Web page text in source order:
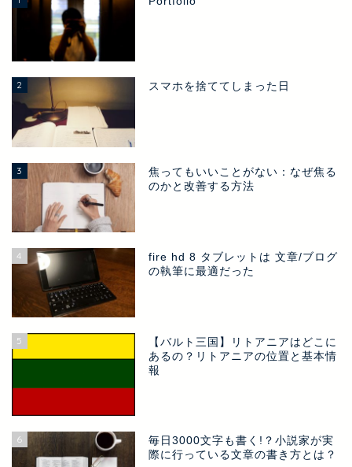
2 スマホを捨ててしまった日
3
焦ってもいいことがない：なぜ焦る
のかと改善する方法
4
fire hd 8 タブレットは 文章/ブログ
の執筆に最適だった
5
【バルト三国】リトアニアはどこに
あるの？リトアニアの位置と基本情
報
6
毎日3000文字も書く!？小説家が実
際に行っている文章の書き方とは？